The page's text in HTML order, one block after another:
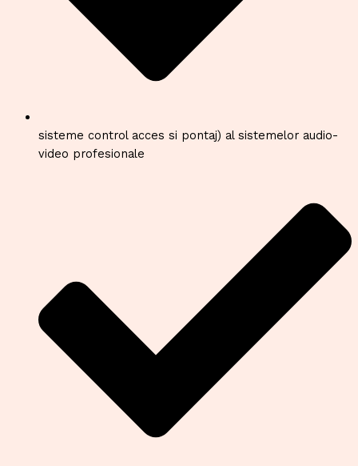
sisteme control acces si pontaj) al sistemelor audio-
video profesionale